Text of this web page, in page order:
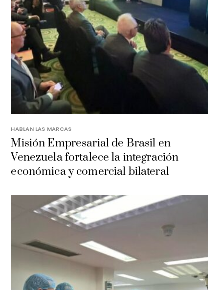
HABLAN LAS MARCAS
Misión Empresarial de Brasil en
Venezuela fortalece la integración
económica y comercial bilateral